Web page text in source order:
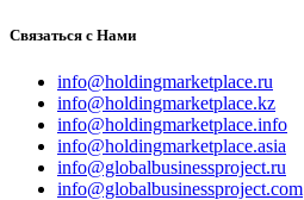
Связаться с Нами
info@holdingmarketplace.ru
info@holdingmarketplace.kz
info@holdingmarketplace.info
info@holdingmarketplace.asia
info@globalbusinessproject.ru
info@globalbusinessproject.com